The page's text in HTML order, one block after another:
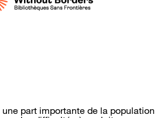
part importante de la population